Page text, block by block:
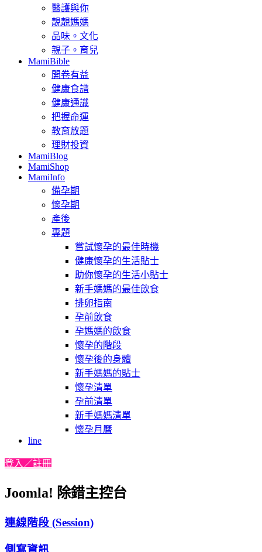
醫護與你
靚靚媽媽
品味。文化
親子。育兒
MamiBible
開卷有益
健康食譜
健康通識
把握命運
教育放題
理財投資
MamiBlog
MamiShop
MamiInfo
備孕期
懷孕期
產後
專題
嘗試懷孕的最佳時機
健康懷孕的生活貼士
助你懷孕的生活小貼士
新手媽媽的最佳飲食
排卵指南
孕前飲食
孕媽媽的飲食
懷孕的階段
懷孕後的身體
新手媽媽的貼士
懷孕清單
孕前清單
新手媽媽清單
懷孕月曆
line
登入／註冊
Joomla! 除錯主控台
連線階段 (Session)
側寫資訊